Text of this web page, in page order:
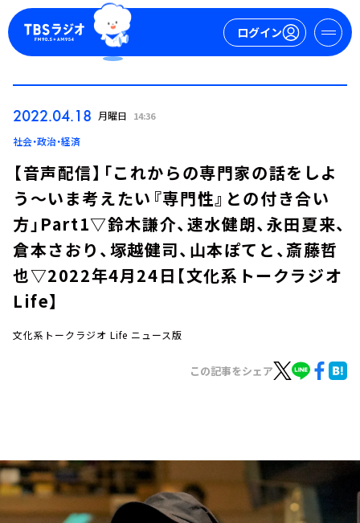
ログイン
今日の番組表
週間番組表
トピックス
2022.04.18 月曜日 14:36
社会・政治・経済
【音声配信】「これからの専門家の話をしよ
う～いま考えたい『専門性』との付き合い
方」Part1▽鈴木謙介、速水健朗、永田夏来、
倉本さおり、塚越健司、山本ぽてと、斎藤哲
也▽2022年4月24日【文化系トークラジオ
Life】
文化系トークラジオ Life ニュース版
この記事をシェア